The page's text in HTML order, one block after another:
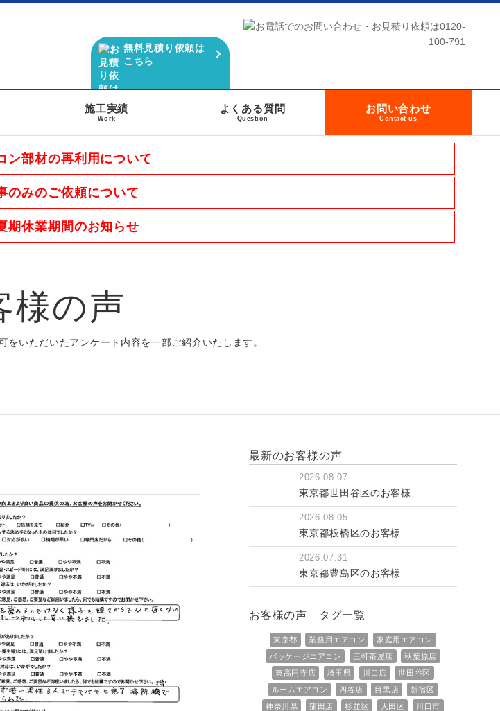
無料見積り依頼は
こちら
施工実績
Work
よくある質問
Question
お問い合わせ
Contact us
ン部材の再利用について
のみのご依頼について
期休業期間のお知らせ
様の声
いただいたアンケート内容を一部ご紹介いたします。
最新のお客様の声
2026.08.07
東京都世田谷区のお客様
2026.08.05
東京都板橋区のお客様
2026.07.31
東京都豊島区のお客様
お客様の声 タグ一覧
東京都 業務用エアコン
家庭用エアコン
パッケージエアコン
三軒茶屋店
秋葉原店
東高円寺店
埼玉県 川口店
世田谷区
ルームエアコン
四谷店 目黒店
新宿区
神奈川県
蒲田店 杉並区 大田区
川口市